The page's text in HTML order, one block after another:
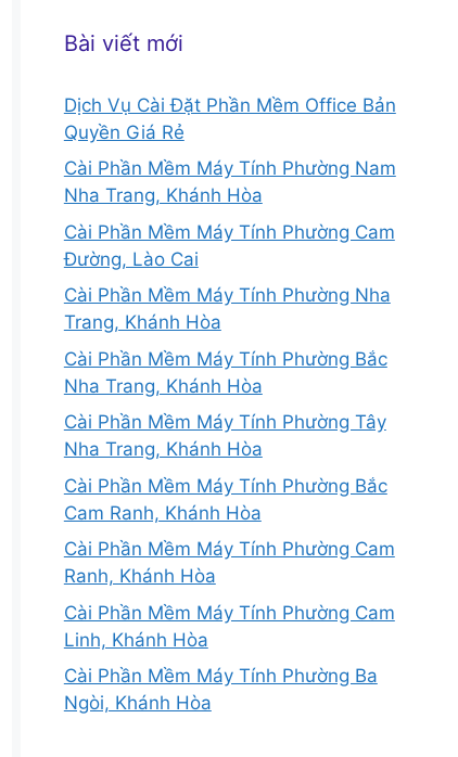
Bài viết mới
Dịch Vụ Cài Đặt Phần Mềm Office Bản
Quyền Giá Rẻ
Cài Phần Mềm Máy Tính Phường Nam
Nha Trang, Khánh Hòa
Cài Phần Mềm Máy Tính Phường Cam
Đường, Lào Cai
Cài Phần Mềm Máy Tính Phường Nha
Trang, Khánh Hòa
Cài Phần Mềm Máy Tính Phường Bắc
Nha Trang, Khánh Hòa
Cài Phần Mềm Máy Tính Phường Tây
Nha Trang, Khánh Hòa
Cài Phần Mềm Máy Tính Phường Bắc
Cam Ranh, Khánh Hòa
Cài Phần Mềm Máy Tính Phường Cam
Ranh, Khánh Hòa
Cài Phần Mềm Máy Tính Phường Cam
Linh, Khánh Hòa
Cài Phần Mềm Máy Tính Phường Ba
Ngòi, Khánh Hòa